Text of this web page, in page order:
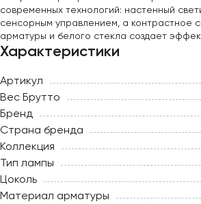
современных технологий: настенный
сенсорным управлением, а контрастное
арматуры и белого стекла создает
Характеристики
Артикул
Вес Брутто
Бренд
Страна бренда
Коллекция
Тип лампы
Цоколь
Материал арматуры